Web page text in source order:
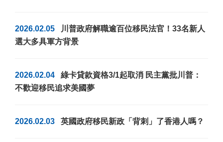
2026.02.05
川普政府解職逾百位移民法官！33名新人
選大多具軍方背景
2026.02.04
綠卡貸款資格3/1起取消 民主黨批川普：
不歡迎移民追求美國夢
2026.02.03 英國政府移民新政「背刺」了香港人嗎？